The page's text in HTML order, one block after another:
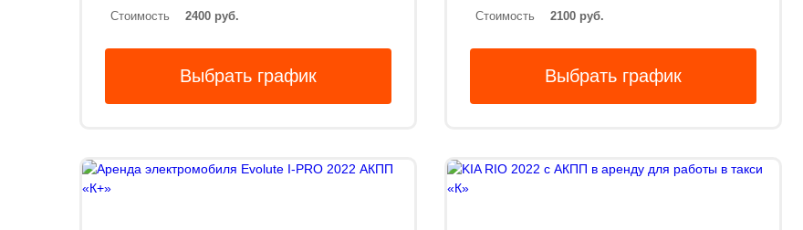
Стоимость
2400 руб.
Выбрать график
Стоимость
2100 руб.
Выбрать график